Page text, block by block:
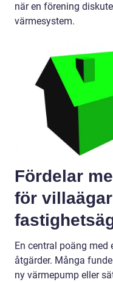
när en förening
värmesystem.
Fördelar
för
En central poäng
åtgärder. Många
ny värmepump eller